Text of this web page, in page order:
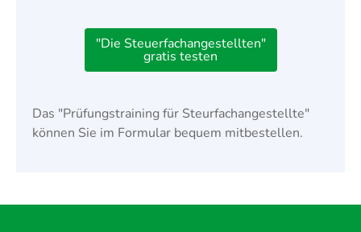
"Die Steuerfachangestellten"
gratis testen
Das "Prüfungstraining für Steurfachangestellte"
können Sie im Formular bequem mitbestellen.